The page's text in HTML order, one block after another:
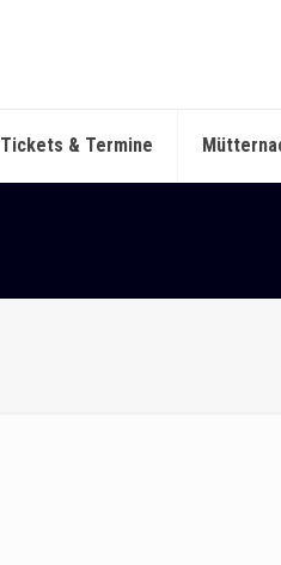
Tickets & Termine